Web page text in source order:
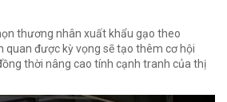
thương nhân xuất khẩu gạo theo
quan được kỳ vọng sẽ tạo thêm cơ hội
thời nâng cao tính cạnh tranh của thị